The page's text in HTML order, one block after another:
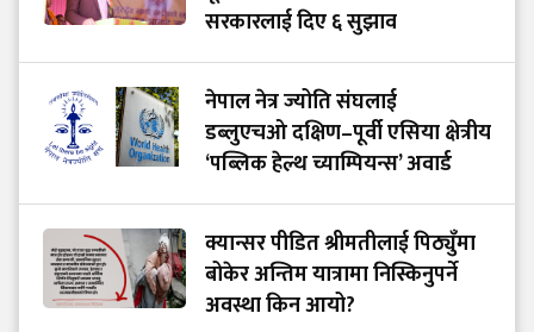
सरकारलाई दिए ६ सुझाव
नेपाल नेत्र ज्योति संघलाई
डब्लुएचओ दक्षिण–पूर्वी एसिया क्षेत्रीय
‘पब्लिक हेल्थ च्याम्पियन्स’ अवार्ड
क्यान्सर पीडित श्रीमतीलाई पिठ्युँमा
बोकेर अन्तिम यात्रामा निस्किनुपर्ने
अवस्था किन आयो?